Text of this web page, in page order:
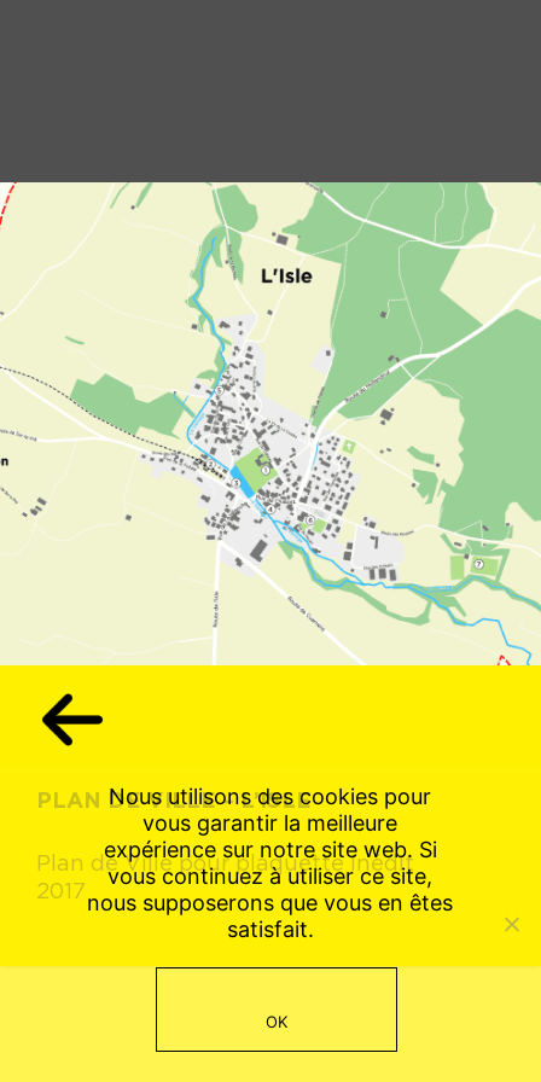
PLAN DE VILLE – L’ISLE
Plan de Ville pour plaquette Inédit
2017
Nous utilisons des cookies pour
vous garantir la meilleure
expérience sur notre site web. Si
vous continuez à utiliser ce site,
nous supposerons que vous en êtes
satisfait.
OK